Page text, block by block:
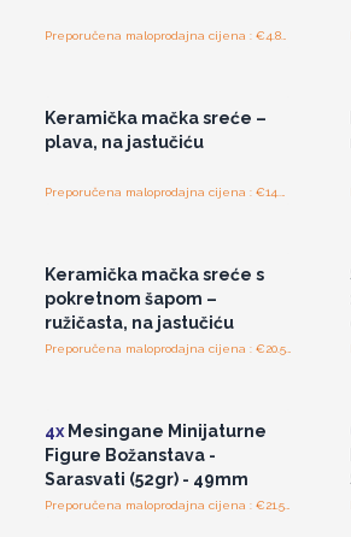
Preporučena maloprodajna cijena : €4.80/komad
Keramička mačka sreće –
plava, na jastučiću
Keramička mačka sreće s
pokretnom šapom –
ružičasta, na jastučiću
Preporučena maloprodajna cijena : €20.50/komad
4xMesingane Minijaturne
Figure Božanstava -
Sarasvati (52gr) - 49mm
Preporučena maloprodajna cijena : €21.50/Figura